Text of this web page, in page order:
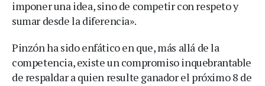
imponer una idea, sino de competir con respeto y
sumar desde la diferencia».
Pinzón ha sido enfático en que, más allá de la
competencia, existe un compromiso inquebrantable
de respaldar a quien resulte ganador el próximo 8 de